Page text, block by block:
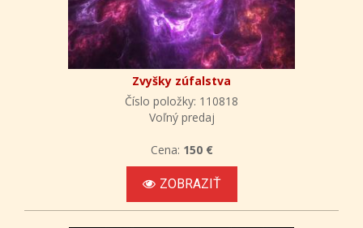
Zvyšky zúfalstva
Číslo položky: 110818
Voľný predaj
Cena: 150 €
ZOBRAZIŤ